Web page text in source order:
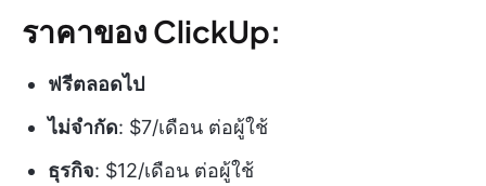
ราคาของ ClickUp:
ฟรีตลอดไป
ไม่จำกัด: $7/เดือน ต่อผู้ใช้
ธุรกิจ: $12/เดือน ต่อผู้ใช้